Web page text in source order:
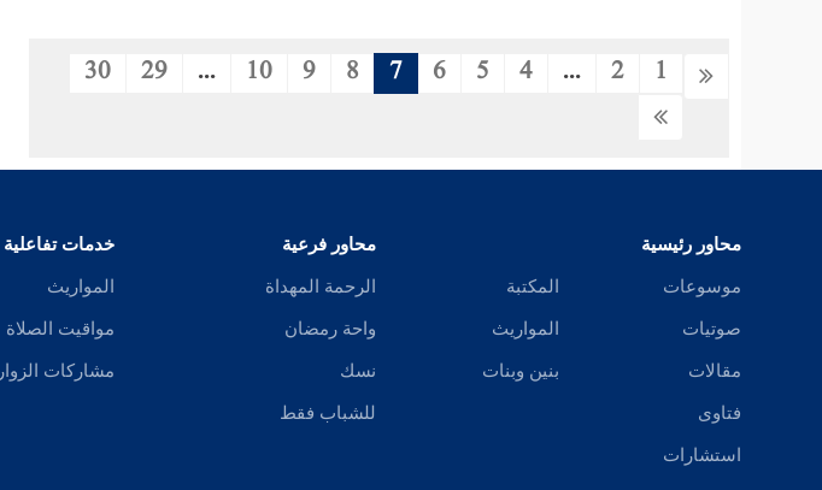
1
2
...
4
5
6
7
8
9
10
...
29
30
محاور رئيسية
موسوعات
صوتيات
مقالات
فتاوى
استشارات
المكتبة
المواريث
بنين وبنات
محاور فرعية
الرحمة المهداة
واحة رمضان
نسك
للشباب فقط
خدمات تفاعلية
المواريث
مواقيت الصلاة
مشاركات الزوار